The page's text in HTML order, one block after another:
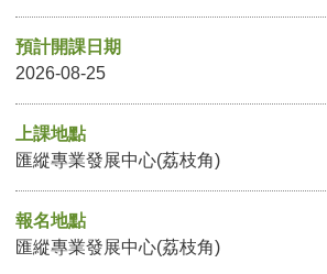
預計開課日期
2026-08-25
上課地點
匯縱專業發展中心(荔枝角)
報名地點
匯縱專業發展中心(荔枝角)